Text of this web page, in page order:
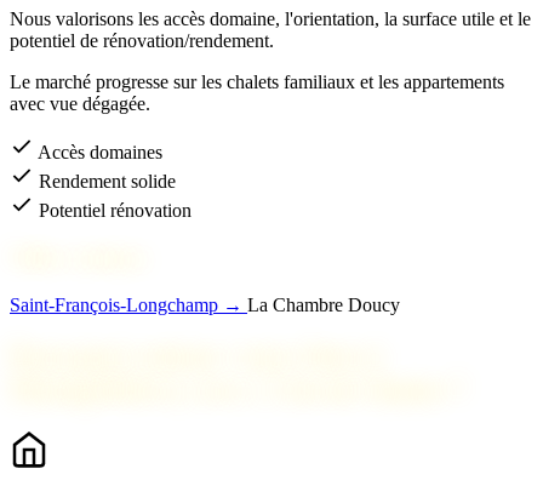
Nous valorisons les accès domaine, l'orientation, la surface utile et le
potentiel de rénovation/rendement.
Le marché progresse sur les chalets familiaux et les appartements
avec vue dégagée.
Accès domaines
Rendement solide
Potentiel rénovation
Saint-François-Longchamp → La Chambre Doucy